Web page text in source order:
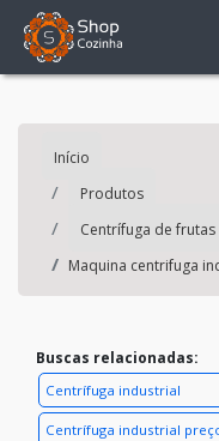
Início
Produtos
Centrífuga de
Maquina centrifuga
Buscas relacionadas:
Centrífuga industrial
Centrífuga industrial